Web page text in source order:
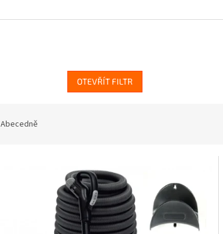
OTEVŘÍT FILTR
Abecedně